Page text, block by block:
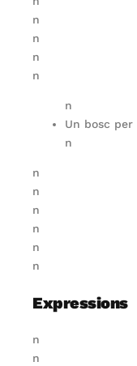
n
n
n
n
n
Un bosc per
n
n
n
n
n
n
n
Expressions
n
n